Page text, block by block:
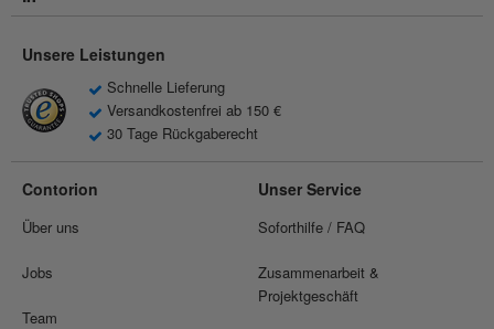
Unsere Leistungen
Schnelle Lieferung
Versandkostenfrei ab 150 €
30 Tage Rückgaberecht
Contorion
Über uns
Jobs
Team
Unser Service
Soforthilfe / FAQ
Zusammenarbeit &
Projektgeschäft